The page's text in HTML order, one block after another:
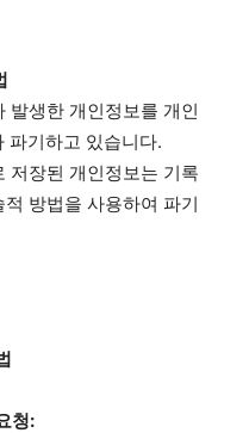
발생한 개인정보를 개인
파기하고 있습니다.
저장된 개인정보는 기록
방법을 사용하여 파기
청: